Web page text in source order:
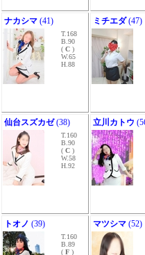
ナカシマ (41)
T.168
B.90
( C )
W.65
H.88
ミチエダ(47)
仙台スズカゼ(38)
T.160
B.90
( C )
W.58
H.92
立川カトウ
トオノ (39)
T.160
B.89
( F )
マツシマ (52)